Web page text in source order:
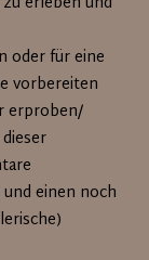
oder für eine
vorbereiten
erproben/
einen noch